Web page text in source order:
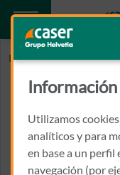
Inicio
ANALISIS
AVENIDA DE
46023 - VALENCIA
Utilizamos
analíticos y para
en base a un
navegación (por